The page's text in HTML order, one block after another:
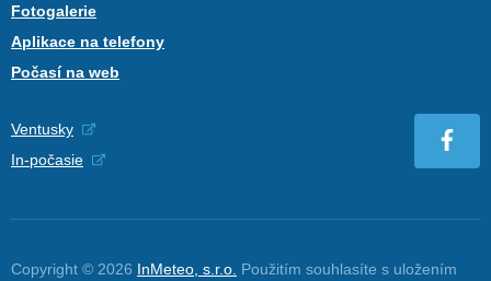
Fotogalerie
Aplikace na telefony
Počasí na web
Ventusky
In-počasie
Copyright © 2026 InMeteo, s.r.o. Použitím souhlasíte s uložením